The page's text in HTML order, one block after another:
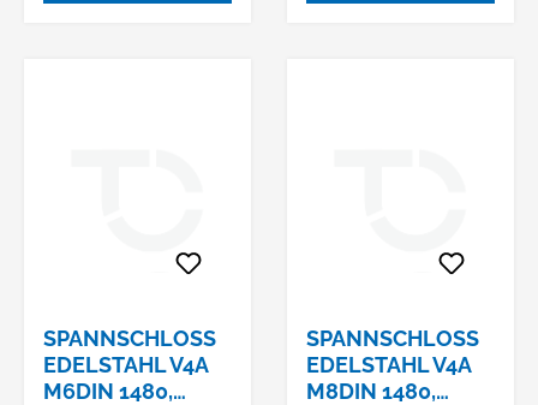
SPANNSCHLOSS E
DELSTAHL V4A M
6DIN 1480, R
SPANNSCHLOSS E
DELSTAHL V4A M
8DIN 1480, R